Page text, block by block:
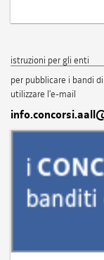
istruzioni per gli enti
per pubblicare i bandi
utilizzare l'e-mail